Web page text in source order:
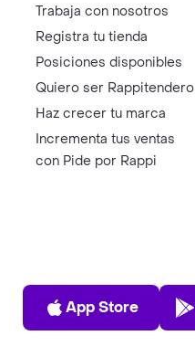
Trabaja con nosotros
Registra tu tienda
Posiciones disponibles
Quiero ser Rappitendero
Haz crecer tu marca
Incrementa tus ventas
con Pide por Rappi
App Store
App Store